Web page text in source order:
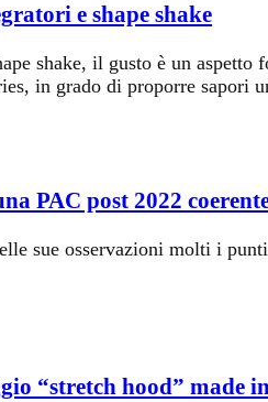
e shape shake
shake, il gusto è un
in grado di proporre sapori
PAC post 2022
sue osservazioni molti i
“stretch hood” made